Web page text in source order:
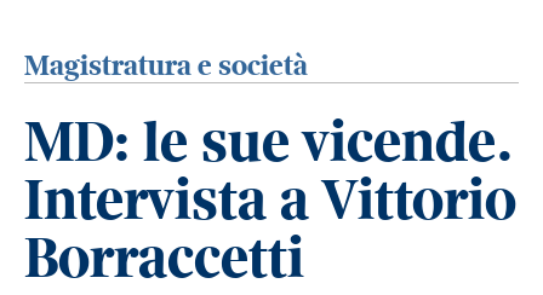
Magistratura e società
MD: le sue vicende.
Intervista a Vittorio
Borraccetti